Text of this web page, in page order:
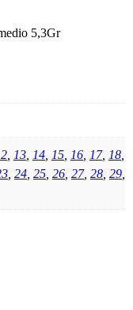
5,3Gr
13 14 15 16 17, 18
24 25 26 27, 28 29